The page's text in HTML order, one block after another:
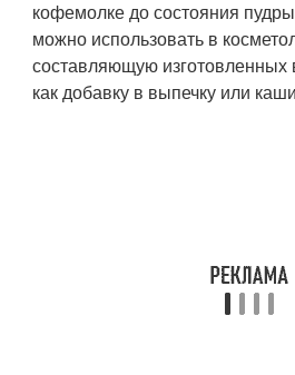
кофемолке до состояния
можно использовать в
составляющую
как добавку в выпечку или